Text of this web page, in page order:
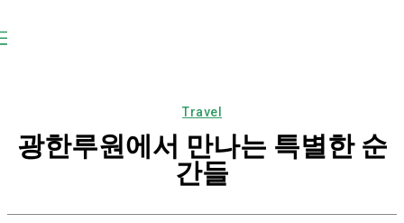
Travel
광한루원에서 만나는 특별한 순
간들